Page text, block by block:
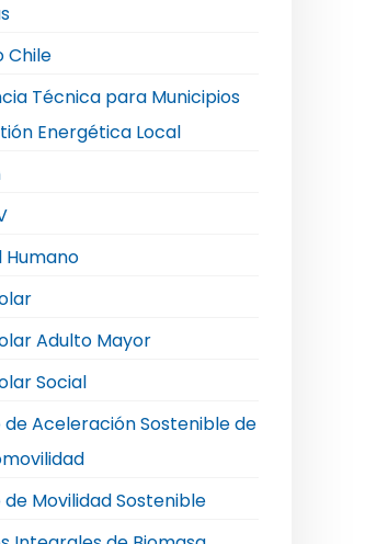
Chile
Técnica para Municipios
Energética Local
Adulto Mayor
Social
Aceleración Sostenible de
Movilidad Sostenible